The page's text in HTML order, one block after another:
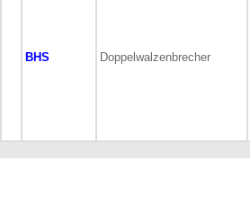
BHS Doppelwalzenbrecher